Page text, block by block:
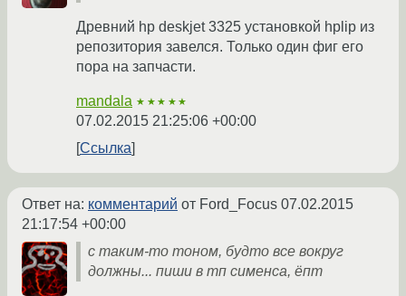
Древний hp deskjet 3325 установкой hplip из
репозитория завелся. Только один фиг его
пора на запчасти.
mandala ★★★★★
07.02.2015 21:25:06 +00:00
Ссылка
Ответ на: комментарий от Ford_Focus 07.02.2015
21:17:54 +00:00
с таким-то тоном, будто все вокруг
должны... пиши в тп сименса, ёпт